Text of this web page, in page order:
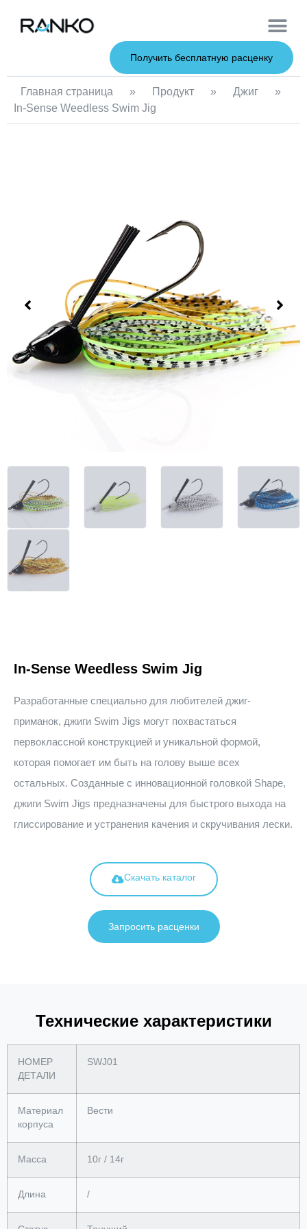
Получить бесплатную расценку
Главная страница » Продукт » Джиг
»
In-Sense Weedless Swim Jig
In-Sense Weedless Swim Jig
Разработанные специально для любителей джиг-
приманок, джиги Swim Jigs могут похвастаться
первоклассной конструкцией и уникальной формой,
которая помогает им быть на голову выше всех
остальных. Созданные с инновационной головкой Shape,
джиги Swim Jigs предназначены для быстрого выхода на
глиссирование и устранения качения и скручивания лески.
Скачать каталог
Запросить расценки
Технические характеристики
НОМЕР
ДЕТАЛИ
SWJ01
Материал
корпуса
Вести
Масса 10г / 14г
Длина /